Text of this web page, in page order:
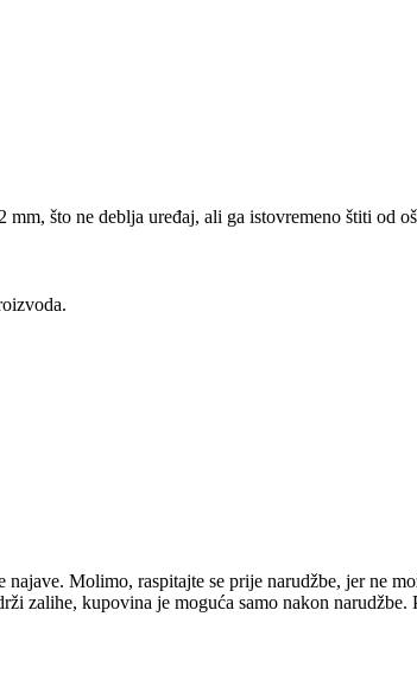
što ne deblja uređaj, ali ga istovremeno štiti od
Molimo, raspitajte se prije narudžbe, jer ne
zalihe, kupovina je moguća samo nakon narudžbe.